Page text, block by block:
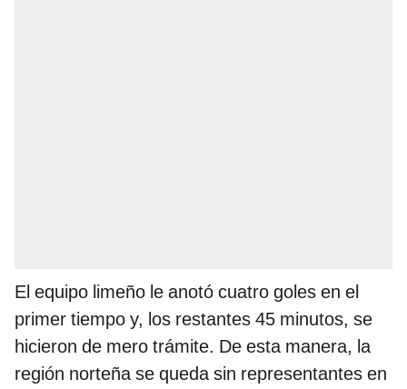
El equipo limeño le anotó cuatro goles en el
primer tiempo y, los restantes 45 minutos, se
hicieron de mero trámite. De esta manera, la
región norteña se queda sin representantes en